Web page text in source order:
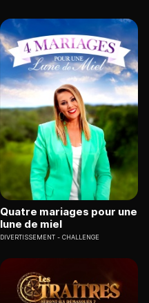
Quatre mariages pour une
lune de miel
DIVERTISSEMENT CHALLENGE